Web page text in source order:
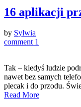
16 aplikacji
by Sylwia
comment 1
Tak – kiedyś ludzie
nawet bez samych
plecak i do przodu.
Read More